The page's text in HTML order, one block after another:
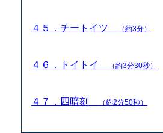
４５．チートイツ （約3分）
４６．トイトイ （約3分30秒）
４７．四暗刻 （約2分50秒）